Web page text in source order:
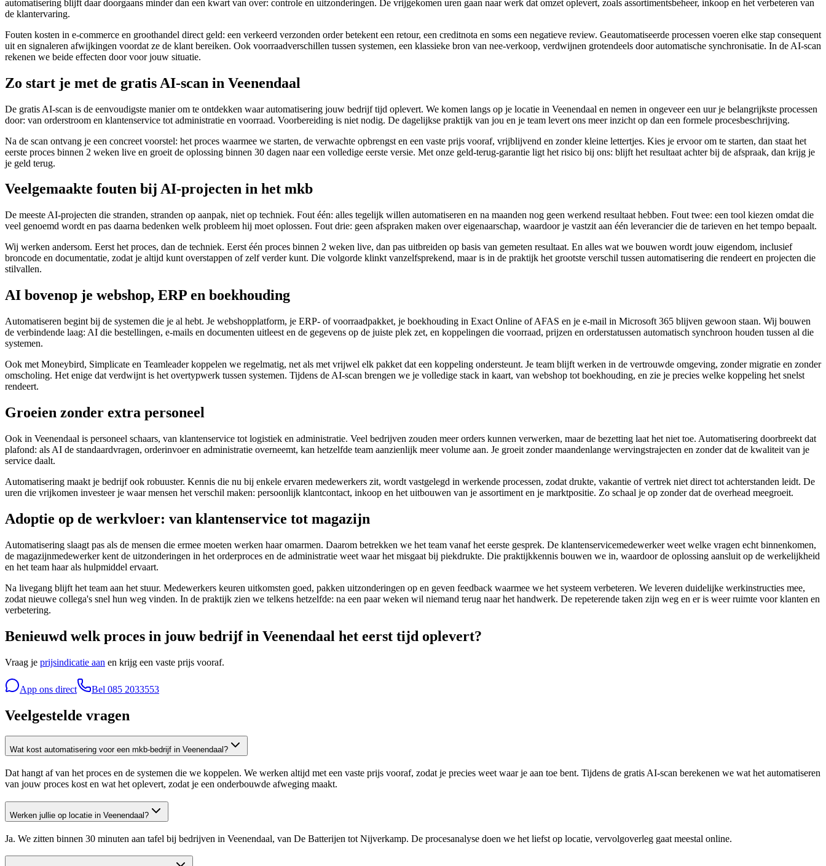
automatisering blijft daar doorgaans minder dan een kwart van over: controle en uitzonderingen. De vrijgekomen uren gaan naar werk dat omzet oplevert, zoals assortimentsbeheer, inkoop en het verbeteren van
de klantervaring.
Fouten kosten in e-commerce en groothandel direct geld: een verkeerd verzonden order betekent een retour, een creditnota en soms een negatieve review. Geautomatiseerde processen voeren elke stap consequent
uit en signaleren afwijkingen voordat ze de klant bereiken. Ook voorraadverschillen tussen systemen, een klassieke bron van nee-verkoop, verdwijnen grotendeels door automatische synchronisatie. In de AI-scan
rekenen we beide effecten door voor jouw situatie.
Zo start je met de gratis AI-scan in Veenendaal
De gratis AI-scan is de eenvoudigste manier om te ontdekken waar automatisering jouw bedrijf tijd oplevert. We komen langs op je locatie in Veenendaal en nemen in ongeveer een uur je belangrijkste processen
door: van orderstroom en klantenservice tot administratie en voorraad. Voorbereiding is niet nodig. De dagelijkse praktijk van jou en je team levert ons meer inzicht op dan een formele procesbeschrijving.
Na de scan ontvang je een concreet voorstel: het proces waarmee we starten, de verwachte opbrengst en een vaste prijs vooraf, vrijblijvend en zonder kleine lettertjes. Kies je ervoor om te starten, dan staat het
eerste proces binnen 2 weken live en groeit de oplossing binnen 30 dagen naar een volledige eerste versie. Met onze geld-terug-garantie ligt het risico bij ons: blijft het resultaat achter bij de afspraak, dan krijg je
je geld terug.
Veelgemaakte fouten bij AI-projecten in het mkb
De meeste AI-projecten die stranden, stranden op aanpak, niet op techniek. Fout één: alles tegelijk willen automatiseren en na maanden nog geen werkend resultaat hebben. Fout twee: een tool kiezen omdat die
veel genoemd wordt en pas daarna bedenken welk probleem hij moet oplossen. Fout drie: geen afspraken maken over eigenaarschap, waardoor je vastzit aan één leverancier die de tarieven en het tempo bepaalt.
Wij werken andersom. Eerst het proces, dan de techniek. Eerst één proces binnen 2 weken live, dan pas uitbreiden op basis van gemeten resultaat. En alles wat we bouwen wordt jouw eigendom, inclusief
broncode en documentatie, zodat je altijd kunt overstappen of zelf verder kunt. Die volgorde klinkt vanzelfsprekend, maar is in de praktijk het grootste verschil tussen automatisering die rendeert en projecten die
stilvallen.
AI bovenop je webshop, ERP en boekhouding
Automatiseren begint bij de systemen die je al hebt. Je webshopplatform, je ERP- of voorraadpakket, je boekhouding in Exact Online of AFAS en je e-mail in Microsoft 365 blijven gewoon staan. Wij bouwen
de verbindende laag: AI die bestellingen, e-mails en documenten uitleest en de gegevens op de juiste plek zet, en koppelingen die voorraad, prijzen en orderstatussen automatisch synchroon houden tussen al die
systemen.
Ook met Moneybird, Simplicate en Teamleader koppelen we regelmatig, net als met vrijwel elk pakket dat een koppeling ondersteunt. Je team blijft werken in de vertrouwde omgeving, zonder migratie en zonder
omscholing. Het enige dat verdwijnt is het overtypwerk tussen systemen. Tijdens de AI-scan brengen we je volledige stack in kaart, van webshop tot boekhouding, en zie je precies welke koppeling het snelst
rendeert.
Groeien zonder extra personeel
Ook in Veenendaal is personeel schaars, van klantenservice tot logistiek en administratie. Veel bedrijven zouden meer orders kunnen verwerken, maar de bezetting laat het niet toe. Automatisering doorbreekt dat
plafond: als AI de standaardvragen, orderinvoer en administratie overneemt, kan hetzelfde team aanzienlijk meer volume aan. Je groeit zonder maandenlange wervingstrajecten en zonder dat de kwaliteit van je
service daalt.
Automatisering maakt je bedrijf ook robuuster. Kennis die nu bij enkele ervaren medewerkers zit, wordt vastgelegd in werkende processen, zodat drukte, vakantie of vertrek niet direct tot achterstanden leidt. De
uren die vrijkomen investeer je waar mensen het verschil maken: persoonlijk klantcontact, inkoop en het uitbouwen van je assortiment en je marktpositie. Zo schaal je op zonder dat de overhead meegroeit.
Adoptie op de werkvloer: van klantenservice tot magazijn
Automatisering slaagt pas als de mensen die ermee moeten werken haar omarmen. Daarom betrekken we het team vanaf het eerste gesprek. De klantenservicemedewerker weet welke vragen echt binnenkomen,
de magazijnmedewerker kent de uitzonderingen in het orderproces en de administratie weet waar het misgaat bij piekdrukte. Die praktijkkennis bouwen we in, waardoor de oplossing aansluit op de werkelijkheid
en het team haar als hulpmiddel ervaart.
Na livegang blijft het team aan het stuur. Medewerkers keuren uitkomsten goed, pakken uitzonderingen op en geven feedback waarmee we het systeem verbeteren. We leveren duidelijke werkinstructies mee,
zodat nieuwe collega's snel hun weg vinden. In de praktijk zien we telkens hetzelfde: na een paar weken wil niemand terug naar het handwerk. De repeterende taken zijn weg en er is weer ruimte voor klanten en
verbetering.
Benieuwd welk proces in jouw bedrijf in Veenendaal het eerst tijd oplevert?
Vraag je prijsindicatie aan en krijg een vaste prijs vooraf.
App ons direct Bel 085 2033553
Veelgestelde vragen
Wat kost automatisering voor een mkb-bedrijf in Veenendaal?
Dat hangt af van het proces en de systemen die we koppelen. We werken altijd met een vaste prijs vooraf, zodat je precies weet waar je aan toe bent. Tijdens de gratis AI-scan berekenen we wat het automatiseren
van jouw proces kost en wat het oplevert, zodat je een onderbouwde afweging maakt.
Werken jullie op locatie in Veenendaal?
Ja. We zitten binnen 30 minuten aan tafel bij bedrijven in Veenendaal, van De Batterijen tot Nijverkamp. De procesanalyse doen we het liefst op locatie, vervolgoverleg gaat meestal online.